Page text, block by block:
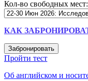
Кол-во свободных мест:
КАК
Забронировать
Пройти тест
Об английском и